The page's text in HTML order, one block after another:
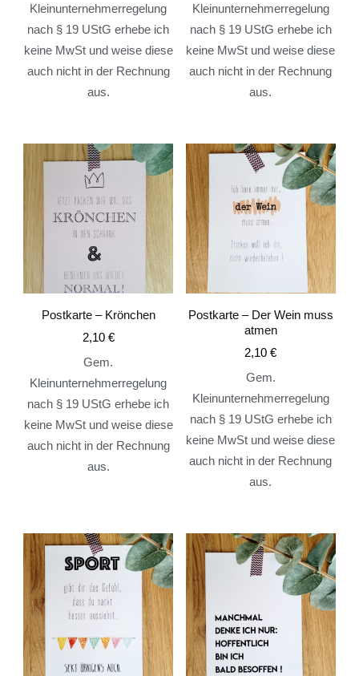
Kleinunternehmerregelung
nach § 19 UStG erhebe ich
keine MwSt und weise diese
auch nicht in der Rechnung
aus.
Kleinunternehmerregelung
nach § 19 UStG erhebe ich
keine MwSt und weise diese
auch nicht in der Rechnung
aus.
Postkarte – Krönchen
2,10 €
Gem.
Kleinunternehmerregelung
nach § 19 UStG erhebe ich
keine MwSt und weise diese
auch nicht in der Rechnung
aus.
Postkarte – Der Wein muss
atmen
2,10€
Gem.
Kleinunternehmerregelung
nach § 19 UStG erhebe ich
keine MwSt und weise diese
auch nicht in der Rechnung
aus.